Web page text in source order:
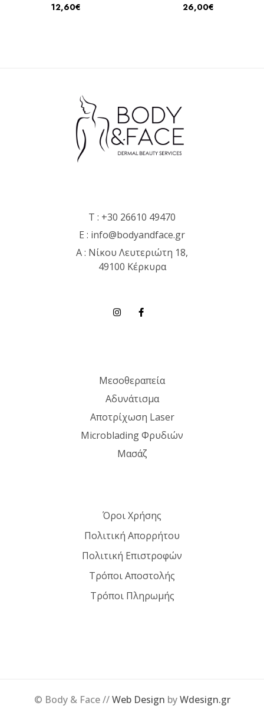
12,60€ 26,00€
T : +30 26610 49470
E : info@bodyandface.gr
Α : Νίκου Λευτεριώτη 18,
49100 Κέρκυρα
Μεσοθεραπεία
Αδυνάτισμα
Αποτρίχωση Laser
Microblading Φρυδιών
Μασάζ
Όροι Χρήσης
Πολιτική Απορρήτου
Πολιτική Επιστροφών
Τρόποι Αποστολής
Τρόποι Πληρωμής
© Body & Face //Web Design byWdesign.gr